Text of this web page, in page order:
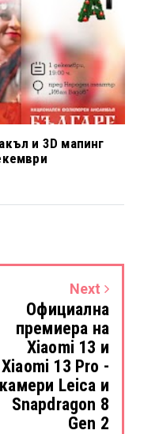
и 3D мапинг
Next
Официална
премиера на
Xiaomi 13 и
Xiaomi 13 Pro -
камери Leica и
Snapdragon 8
Gen 2